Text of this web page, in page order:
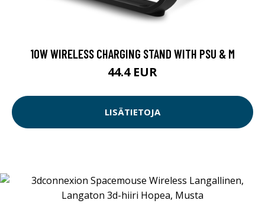
10W WIRELESS CHARGING STAND WITH PSU & M
44.4 EUR
LISÄTIETOJA